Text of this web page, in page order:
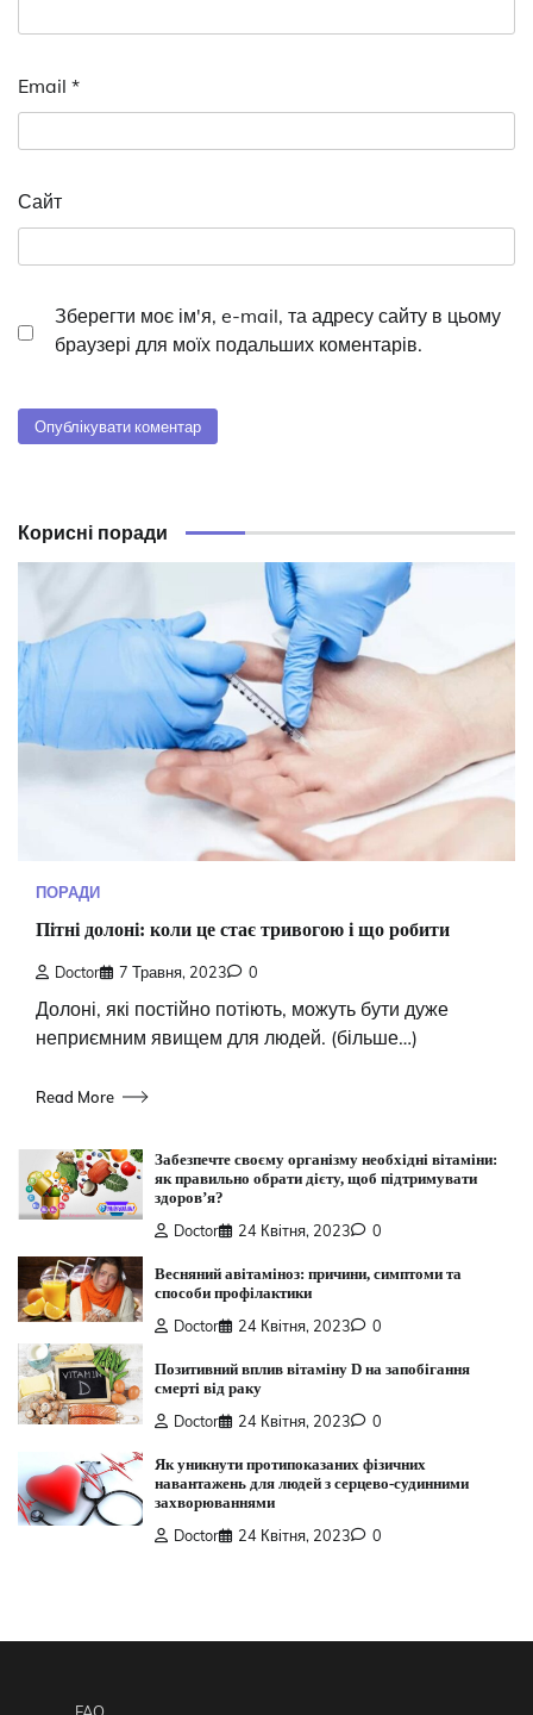
Email *
Сайт
Зберегти моє ім'я, e-mail, та адресу сайту в цьому
браузері для моїх подальших коментарів.
Корисні поради
ПОРАДИ
Пітні долоні: коли це стає тривогою і що робити
Doctor 7 Травня, 2023 0
Долоні, які постійно потіють, можуть бути дуже
неприємним явищем для людей. (більше…)
Read More
Забезпечте своєму організму необхідні вітаміни:
як правильно обрати дієту, щоб підтримувати
здоров’я?
Doctor 24 Квітня, 2023 0
Весняний авітаміноз: причини, симптоми та
способи профілактики
Doctor 24 Квітня, 2023 0
Позитивний вплив вітаміну D на запобігання
смерті від раку
Doctor 24 Квітня, 2023 0
Як уникнути протипоказаних фізичних
навантажень для людей з серцево-судинними
захворюваннями
Doctor 24 Квітня, 2023 0